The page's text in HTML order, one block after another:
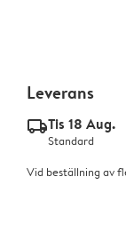
Leverans
delivery_standard_v2Tis 18 Aug.
Standard
Vid beställning av